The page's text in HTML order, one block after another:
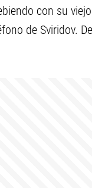
con su
de Sviridov.